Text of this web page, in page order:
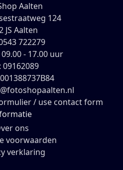
Aalten
124
JS Aalten
722279
- 17.00 uur
09162089
/ use contact form
ons
voorwaarden
verklaring